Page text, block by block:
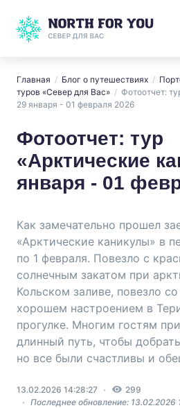
Главная / Блог о путешествиях /
туров «Север для Вас» / Фотоотчет:
29 января - 01 февраля 2026
Фотоотчет: тур
«Арктические
января - 01
Как замечательно прошел
«Арктические каникулы» в
по 1 февраля. Повезло с
солнечным закатом при
Кольском заливе, повезло
хорошем настроением в
прогулке. Многим гостям
длинный путь, чтобы
но все были счастливы и
13.02.2026 14:28:27
299
Последнее обновление: 13.02.2026